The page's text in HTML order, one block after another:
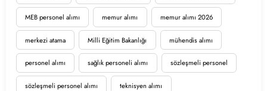
MEB personel alımı memur alımı memur alımı 2026
merkezi atama Milli Eğitim Bakanlığı mühendis alımı
personel alımı sağlık personeli alımı sözleşmeli personel
sözleşmeli personel alımı teknisyen alımı